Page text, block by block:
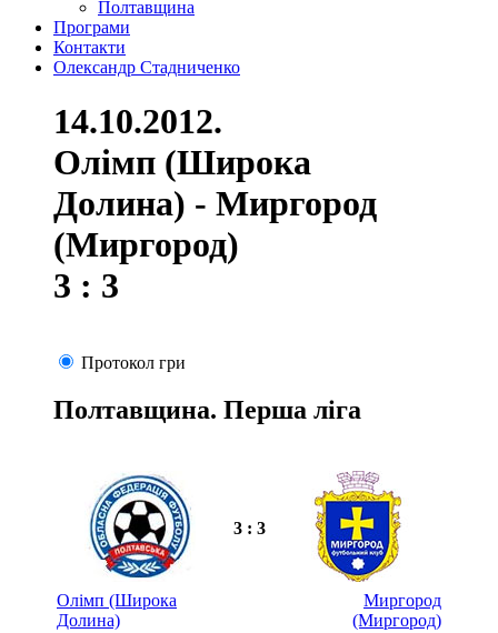
Полтавщина
Програми
Контакти
Олександр Стадниченко
14.10.2012.
Олімп (Широка
Долина) - Миргород
(Миргород)
3 : 3
Протокол гри
Полтавщина. Перша ліга
3 : 3
Олімп (Широка
Долина)
Миргород
(Миргород)